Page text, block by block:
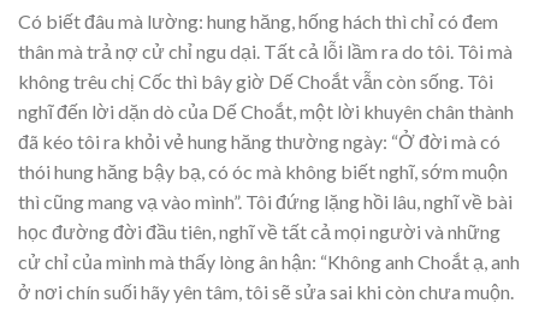
Có biết đâu mà lường: hung hăng, hống hách thì chỉ có đem
thân mà trả nợ cử chỉ ngu dại. Tất cả lỗi lầm ra do tôi. Tôi mà
không trêu chị Cốc thì bây giờ Dế Choắt vẫn còn sống. Tôi
nghĩ đến lời dặn dò của Dế Choắt, một lời khuyên chân thành
đã kéo tôi ra khỏi vẻ hung hăng thường ngày: “Ở đời mà có
thói hung hăng bậy bạ, có óc mà không biết nghĩ, sớm muộn
thì cũng mang vạ vào mình”. Tôi đứng lặng hồi lâu, nghĩ về bài
học đường đời đầu tiên, nghĩ về tất cả mọi người và những
cử chỉ của mình mà thấy lòng ân hận: “Không anh Choắt ạ, anh
ở nơi chín suối hãy yên tâm, tôi sẽ sửa sai khi còn chưa muộn.